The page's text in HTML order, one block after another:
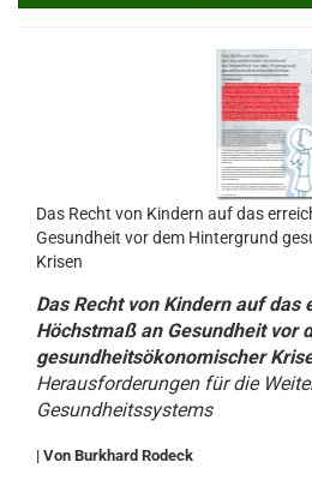
Das Recht von Kindern auf das
Gesundheit vor dem Hintergrund
Krisen
Das Recht von Kindern auf das
Höchstmaß an Gesundheit vor
gesundheitsökonomischer
Herausforderungen für die
Gesundheitssystems
| Von Burkhard Rodeck